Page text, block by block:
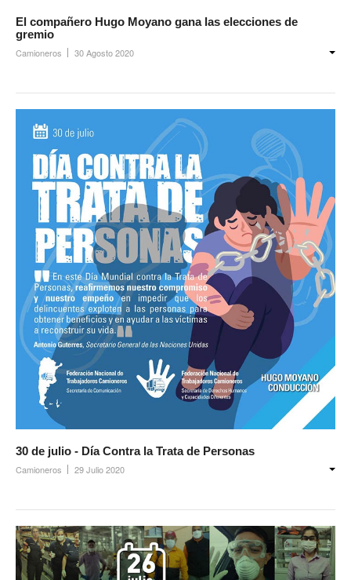
El compañero Hugo Moyano gana las elecciones de
gremio
Camioneros 30 Agosto 2020
30 de julio - Día Contra la Trata de Personas
Camioneros 29 Julio 2020